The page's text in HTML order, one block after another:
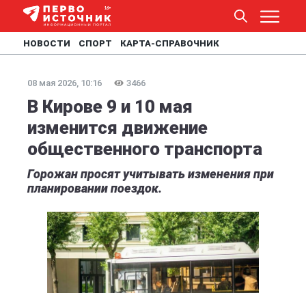
НОВОСТИ СПОРТ КАРТА-СПРАВОЧНИК
08 мая 2026, 10:16 3466
В Кирове 9 и 10 мая
изменится движение
общественного транспорта
Горожан просят учитывать изменения при
планировании поездок.